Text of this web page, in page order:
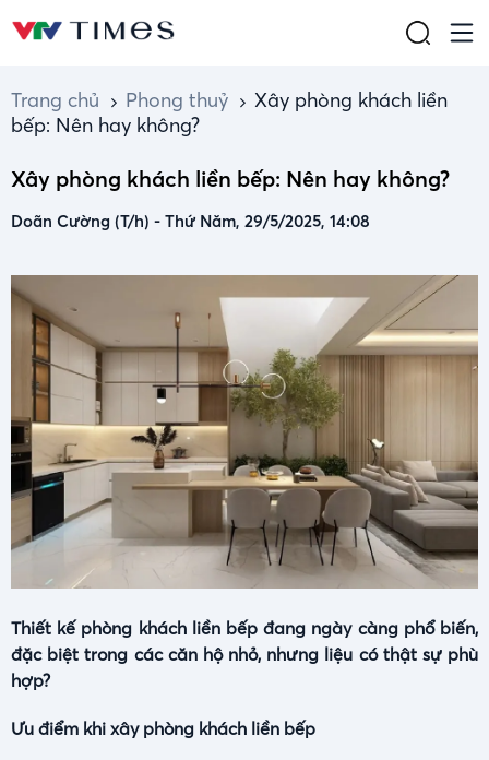
Trang chủ Phong thuỷ
Xây phòng khách liền
bếp: Nên hay không?
Xây phòng khách liền bếp: Nên hay không?
Doãn Cường (T/h) - Thứ Năm, 29/5/2025, 14:08
Thiết kế phòng khách liền bếp đang ngày càng phổ biến,
đặc biệt trong các căn hộ nhỏ, nhưng liệu có thật sự phù
hợp?
Ưu điểm khi xây phòng khách liền bếp